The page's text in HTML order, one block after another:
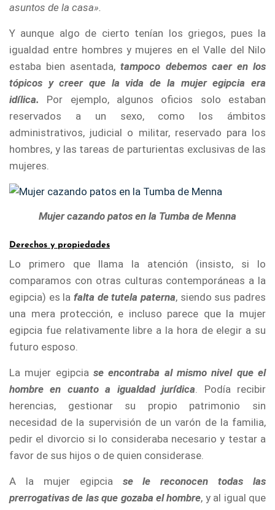
asuntos de la casa».
Y aunque algo de cierto tenían los griegos, pues la
igualdad entre hombres y mujeres en el Valle del Nilo
estaba bien asentada, tampoco debemos caer en los
tópicos y creer que la vida de la mujer egipcia era
idílica. Por ejemplo, algunos oficios solo estaban
reservados a un sexo, como los ámbitos
administrativos, judicial o militar, reservado para los
hombres, y las tareas de parturientas exclusivas de las
mujeres.
Mujer cazando patos en la Tumba de Menna
Derechos y propiedades
Lo primero que llama la atención (insisto, si lo
comparamos con otras culturas contemporáneas a la
egipcia) es la falta de tutela paterna, siendo sus padres
una mera protección, e incluso parece que la mujer
egipcia fue relativamente libre a la hora de elegir a su
futuro esposo.
La mujer egipcia se encontraba al mismo nivel que el
hombre en cuanto a igualdad jurídica . Podía recibir
herencias, gestionar su propio patrimonio sin
necesidad de la supervisión de un varón de la familia,
pedir el divorcio si lo consideraba necesario y testar a
favor de sus hijos o de quien considerase.
A la mujer egipcia se le reconocen todas las
prerrogativas de las que gozaba el hombre, y al igual que